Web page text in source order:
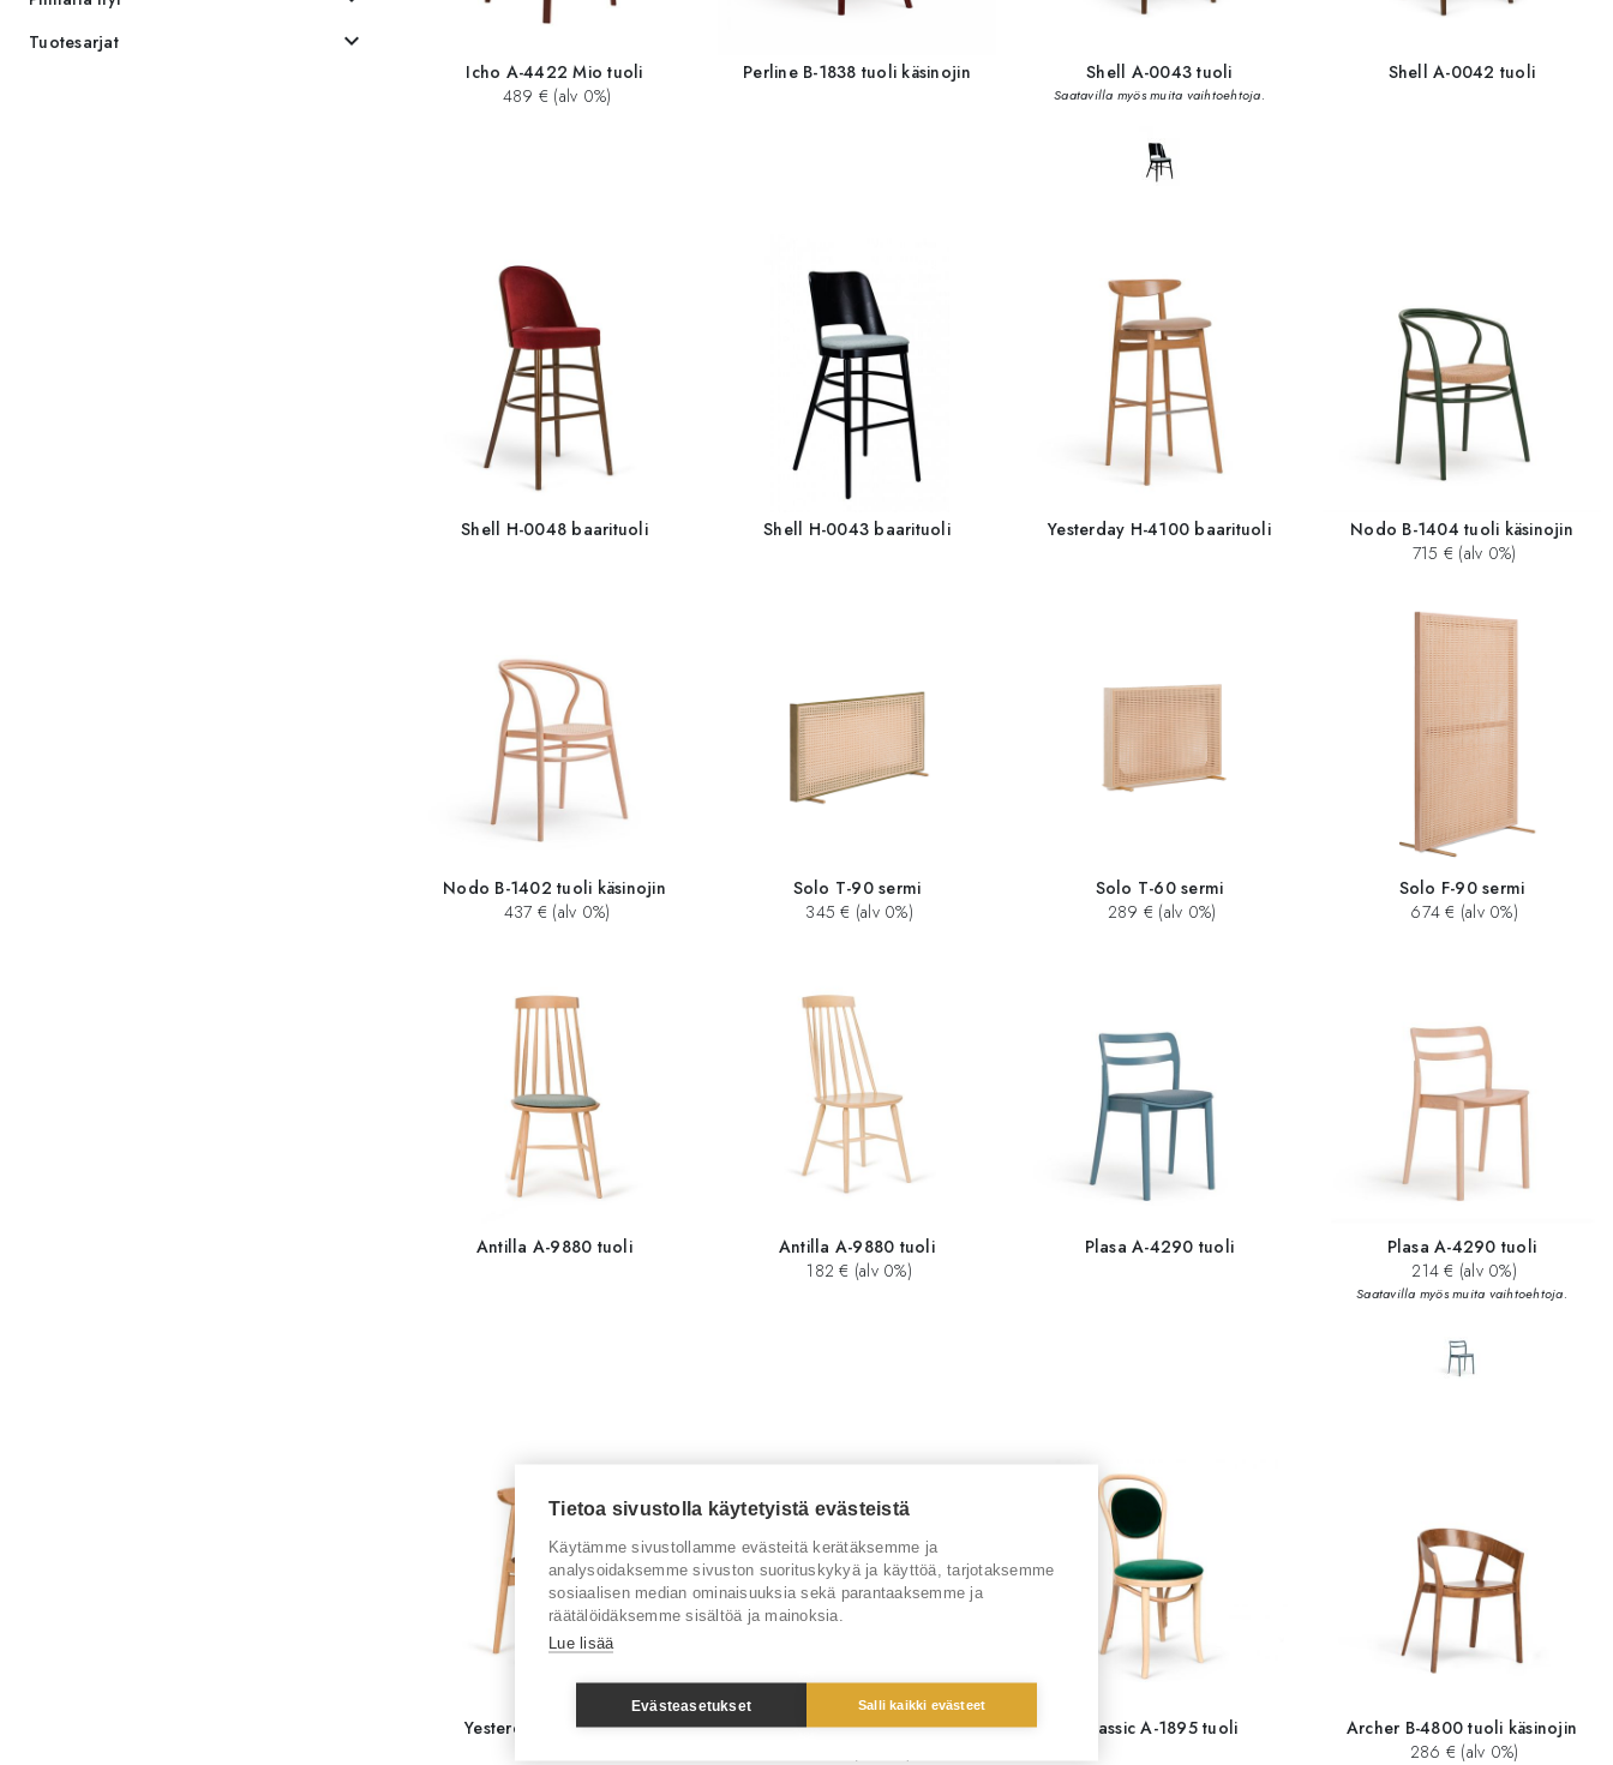
Tuotesarjat expand_more
Icho A-4422 Mio tuoli
489 € (alv 0%)
Perline B-1838 tuoli käsinojin Shell A-0043 tuoli
Saatavilla myös muita vaihtoehtoja.
Shell A-0042 tuoli
Shell H-0048 baarituoli Shell H-0043 baarituoli Yesterday H-4100 baarituoli
Nodo B-1404 tuoli käsinojin
715 € (alv 0%)
Nodo B-1402 tuoli käsinojin
437 € (alv 0%)
Solo T-90 sermi
345 € (alv 0%)
Solo T-60 sermi
289 € (alv 0%)
Solo F-90 sermi
674 € (alv 0%)
Antilla A-9880 tuoli
Antilla A-9880 tuoli
182 € (alv 0%)
Plasa A-4290 tuoli
Plasa A-4290 tuoli
214 € (alv 0%)
Saatavilla myös muita vaihtoehtoja.
Yesterday A-4101 tuoli
Yesterday A-4101 tuoli
Classic A-1895 tuoli
Archer B-4800 tuoli käsinojin
286 € (alv 0%)
Tietoa sivustolla käytetyistä evästeistä
Käytämme sivustollamme evästeitä kerätäksemme ja
analysoidaksemme sivuston suorituskykyä ja käyttöä, tarjotaksemme
sosiaalisen median ominaisuuksia sekä parantaaksemme ja
räätälöidäksemme sisältöä ja mainoksia.
Lue lisää
Evästeasetukset Salli kaikki evästeet